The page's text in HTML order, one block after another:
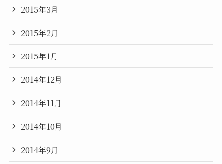
2015年3月
2015年2月
2015年1月
2014年12月
2014年11月
2014年10月
2014年9月